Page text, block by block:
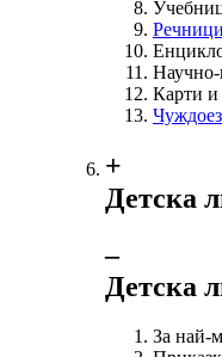
Научно-
Карти и
+
Детска
‒
Детска
За най-